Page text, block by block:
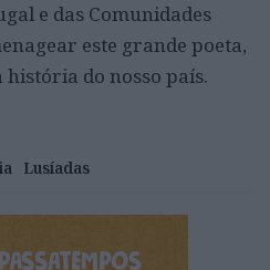
e das Comunidades
este grande poeta,
do nosso país.
Lusíadas